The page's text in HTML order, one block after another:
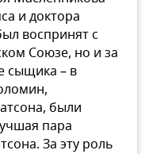
и доктора
воспринят с
Союзе, но и за
сыщика – в
были
пара
За эту роль